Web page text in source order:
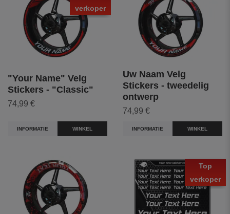
verkoper
"Your Name" Velg
Stickers - "Classic"
74,99 €
INFORMATIE WINKEL
Uw Naam Velg
Stickers - tweedelig
ontwerp
74,99 €
INFORMATIE WINKEL
Top
verkoper